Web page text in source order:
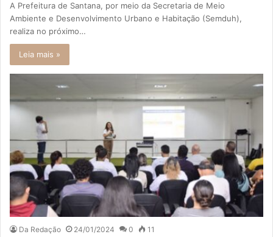
A Prefeitura de Santana, por meio da Secretaria de Meio
Ambiente e Desenvolvimento Urbano e Habitação (Semduh),
realiza no próximo…
Leia mais »
Da Redação 24/01/2024 0 11